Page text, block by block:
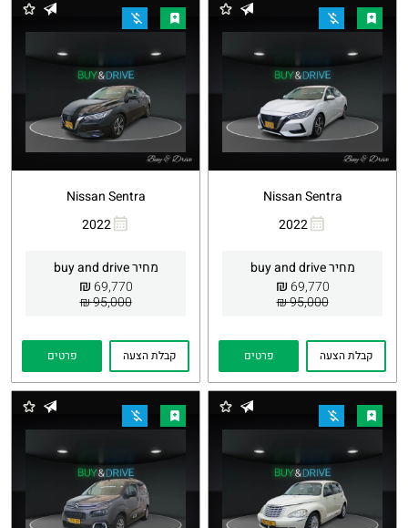
Nissan Sentra
2022
מחיר buy and drive
69,770
₪
95,000 ₪
Whatsapp
קבלת הצעה פרטים
Nissan Sentra
2022
מחיר buy and drive
69,770
₪
95,000 ₪
Whatsapp
קבלת הצעה פרטים